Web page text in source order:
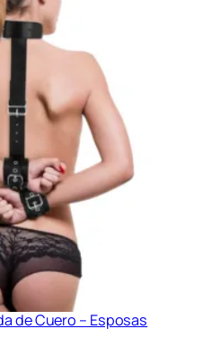
de Cuero – Esposas